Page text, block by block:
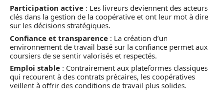
Participation active : Les livreurs deviennent des acteurs
clés dans la gestion de la coopérative et ont leur mot à dire
sur les décisions stratégiques.
Confiance et transparence : La création d’un
environnement de travail basé sur la confiance permet aux
coursiers de se sentir valorisés et respectés.
Emploi stable : Contrairement aux plateformes classiques
qui recourent à des contrats précaires, les coopératives
veillent à offrir des conditions de travail plus solides.